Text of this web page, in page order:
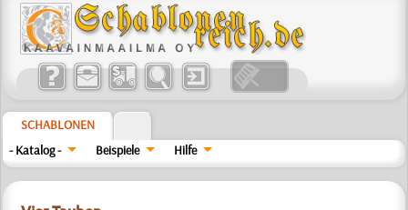
SCHABLONEN
- Katalog -
Beispiele Hilfe